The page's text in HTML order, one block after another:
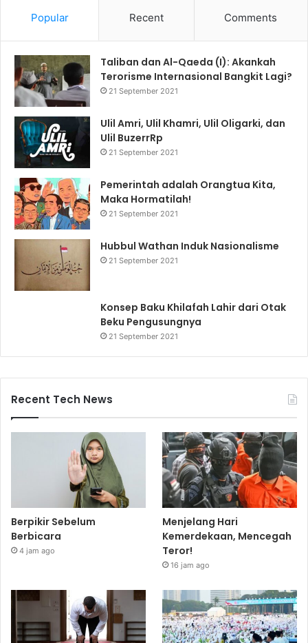
Popular Recent Comments
Taliban dan Al-Qaeda (I): Akankah
Terorisme Internasional Bangkit Lagi?
21 September 2021
Ulil Amri, Ulil Khamri, Ulil Oligarki, dan
Ulil BuzerrRp
21 September 2021
Pemerintah adalah Orangtua Kita,
Maka Hormatilah!
21 September 2021
Hubbul Wathan Induk Nasionalisme
21 September 2021
Konsep Baku Khilafah Lahir dari Otak
Beku Pengusungnya
21 September 2021
Recent Tech News
Berpikir Sebelum
Berbicara
4 jam ago
Menjelang Hari
Kemerdekaan, Mencegah
Teror!
16 jam ago